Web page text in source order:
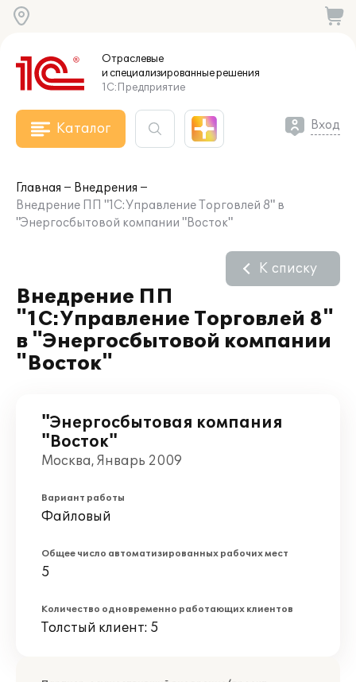
Отраслевые
и специализированныерешения
1С:Предприятие
Каталог Вход
Главная
Внедрения
Внедрение ПП "1С:Управление Торговлей 8" в
"Энергосбытовой компании "Восток"
Внедрение ПП
"1С:Управление Торговлей 8"
в "Энергосбытовой компании
"Восток"
К списку
"Энергосбытовая компания
"Восток"
Москва, Январь 2009
Вариант работы
Файловый
Общее число автоматизированных рабочих мест
5
Количество одновременно работающих клиентов
Толстый клиент: 5